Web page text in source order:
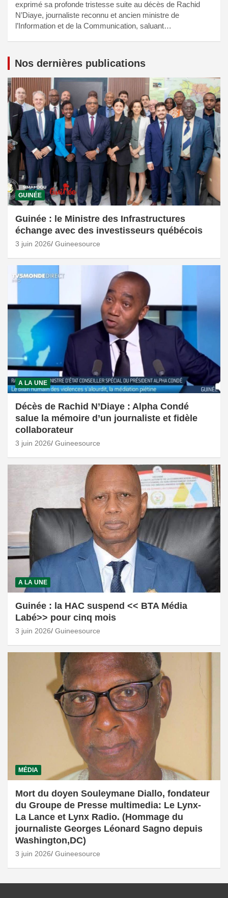
exprimé sa profonde tristesse suite au décès de Rachid
N’Diaye, journaliste reconnu et ancien ministre de
l’Information et de la Communication, saluant…
Nos dernières publications
GUINÉE
Guinée : le Ministre des Infrastructures
échange avec des investisseurs québécois
3 juin 2026 Guineesource
A LA UNE
Décès de Rachid N’Diaye : Alpha Condé
salue la mémoire d’un journaliste et fidèle
collaborateur
3 juin 2026 Guineesource
A LA UNE
Guinée : la HAC suspend << BTA Média
Labé>> pour cinq mois
3 juin 2026 Guineesource
MÉDIA
Mort du doyen Souleymane Diallo, fondateur
du Groupe de Presse multimedia: Le Lynx-
La Lance et Lynx Radio. (Hommage du
journaliste Georges Léonard Sagno depuis
Washington,DC)
3 juin 2026 Guineesource